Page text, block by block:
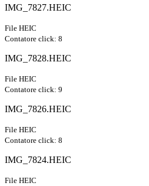
IMG_7827.HEIC
File HEIC
Contatore click: 8
IMG_7828.HEIC
File HEIC
Contatore click: 9
IMG_7826.HEIC
File HEIC
Contatore click: 8
IMG_7824.HEIC
File HEIC